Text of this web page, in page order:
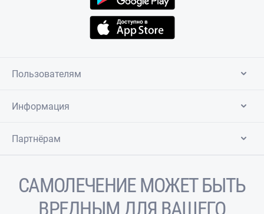
Пользователям
Информация
Партнёрам
САМОЛЕЧЕНИЕ МОЖЕТ БЫТЬ
ВРЕДНЫМ ДЛЯ ВАШЕГО